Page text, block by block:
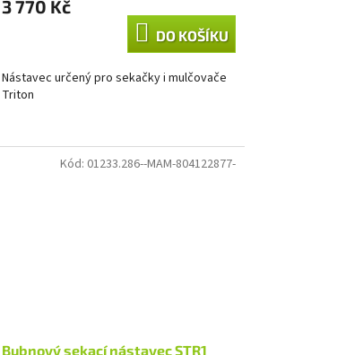
3 770 Kč
DO KOŠÍKU
Nástavec určený pro sekačky i mulčovače
Triton
Bubnový sekací nástavec STR1
Kód: 01233.286--MAM-804122877-